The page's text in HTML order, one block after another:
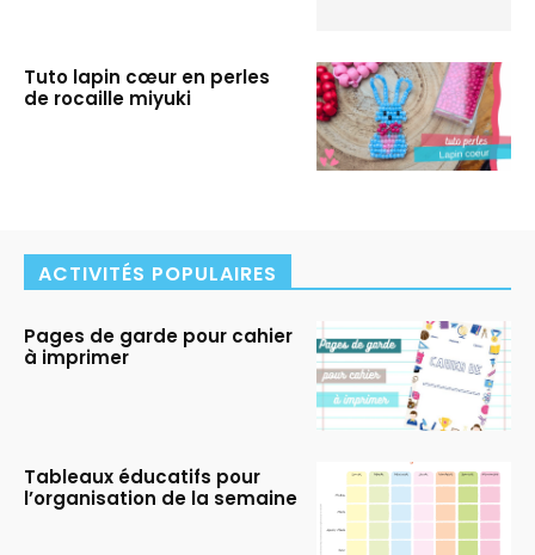
Tuto lapin cœur en perles
de rocaille miyuki
ACTIVITÉS POPULAIRES
Pages de garde pour cahier
à imprimer
Tableaux éducatifs pour
l’organisation de la semaine